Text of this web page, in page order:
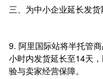
三、为中小企业延长发货
9. 阿里国际站将半托管
小时内发货延长至14天
验与卖家经营保障。